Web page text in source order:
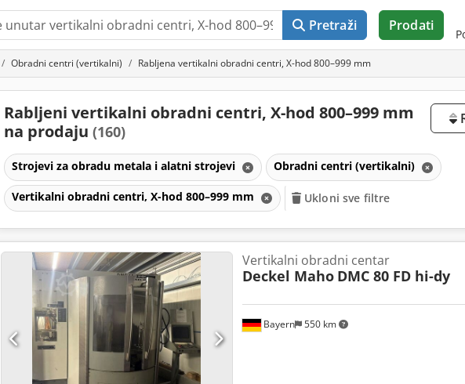
Pretraži Prodati
Obradni centri (vertikalni) Rabljena vertikalni obradni centri, X-hod 800–999 mm
Rabljeni vertikalni obradni centri, X-hod 800–999 mm
na prodaju (160)
Strojevi za obradu metala i alatni strojevi Obradni centri (vertikalni)
Vertikalni obradni centri, X-hod 800–999 mm Ukloni sve filtre
Bayern 550 km
Vertikalni obradni centar
Deckel Maho DMC 80 FD hi-dy